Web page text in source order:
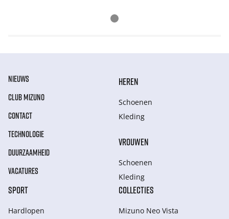
NIEUWS
CLUB MIZUNO
CONTACT
TECHNOLOGIE
DUURZAAMHEID
VACATURES
HEREN
Schoenen
Kleding
VROUWEN
Schoenen
Kleding
SPORT
Hardlopen
COLLECTIES
Mizuno Neo Vista